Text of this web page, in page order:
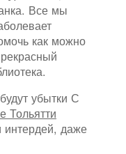
Все мы
как можно
убытки С
Тольятти
даже